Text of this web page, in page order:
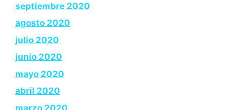
septiembre 2020
agosto 2020
julio 2020
junio 2020
mayo 2020
abril 2020
marzo 2020